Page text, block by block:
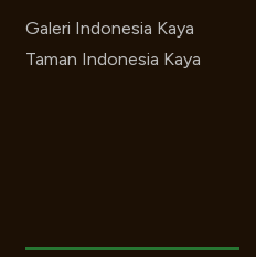
Galeri Indonesia Kaya
Taman Indonesia Kaya